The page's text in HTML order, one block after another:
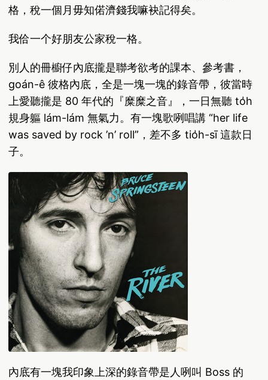
格，稅一個月毋知偌濟錢我嘛袂記得矣。
我佮一个好朋友公家稅一格。
別人的冊櫥仔內底攏是聯考欲考的課本、參考書，
goán-ê 彼格內底，全是一塊一塊的錄音帶，彼當時
上愛聽攏是 80 年代的『糜糜之音』，一日無聽 to̍h
規身軀 lám-lám 無氣力。有一塊歌咧唱講 “her life
was saved by rock ’n’ roll”，差不多 tio̍h-sī 這款日
子。
內底有一塊我印象上深的錄音帶是人咧叫 Boss 的